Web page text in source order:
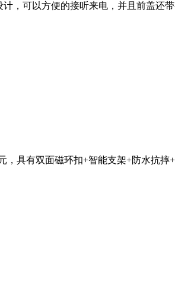
，可以方便的接听来电，并且前盖还
具有双面磁环扣+智能支架+防水抗